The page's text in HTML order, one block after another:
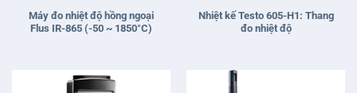
Máy đo nhiệt độ hồng ngoại
Flus IR-865 (-50 ~ 1850°C)
Nhiệt kế Testo 605-H1: Thang
đo nhiệt độ